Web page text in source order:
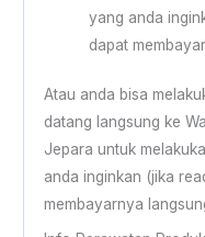
yang anda
dapat
Atau anda bisa
datang langsung ke
Jepara untuk
anda inginkan (jika
membayarnya